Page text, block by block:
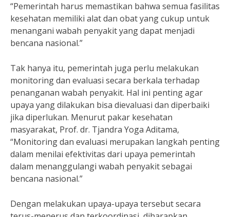
“Pemerintah harus memastikan bahwa semua fasilitas
kesehatan memiliki alat dan obat yang cukup untuk
menangani wabah penyakit yang dapat menjadi
bencana nasional.”
Tak hanya itu, pemerintah juga perlu melakukan
monitoring dan evaluasi secara berkala terhadap
penanganan wabah penyakit. Hal ini penting agar
upaya yang dilakukan bisa dievaluasi dan diperbaiki
jika diperlukan. Menurut pakar kesehatan
masyarakat, Prof. dr. Tjandra Yoga Aditama,
“Monitoring dan evaluasi merupakan langkah penting
dalam menilai efektivitas dari upaya pemerintah
dalam menanggulangi wabah penyakit sebagai
bencana nasional.”
Dengan melakukan upaya-upaya tersebut secara